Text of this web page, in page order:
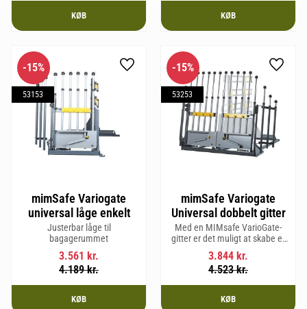
KØB KØB
mimSafe Variogate
universal låge enkelt
Justerbar låge til
bagagerummet
3.561 kr.
4.189kr.
15%
53153
Gem som favorit
KØB
mimSafe Variogate
Universal dobbelt gitter
Med en MIMsafe VarioGate-
gitter er det muligt at skabe et
aflukket område i hele
bagagerummet, som kan
bruges til transport af hunde
3.844 kr.
4.523kr.
15%
53253
Gem
KØB